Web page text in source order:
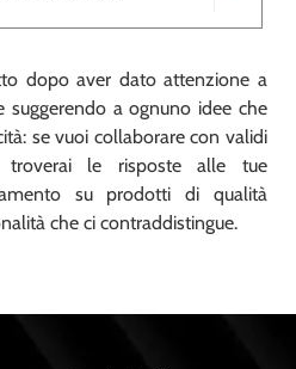
dopo aver dato attenzione a
a ognuno idee che
se vuoi collaborare con validi
troverai le risposte alle tue
su prodotti di qualità
che ci contraddistingue.